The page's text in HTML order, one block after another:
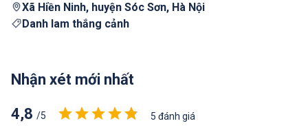
Xã Hiền Ninh, huyện Sóc Sơn, Hà Nội
Danh lam thắng cảnh
Nhận xét mới nhất
4,8 /5 5 đánh giá